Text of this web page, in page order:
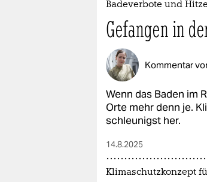
genossenschaft
epaper login
Badeverbote und
Gefangen in
Kommentar
Wenn das Baden im
Orte mehr denn je.
schleunigst her.
14.8.2025
Klimaschutzkonzept